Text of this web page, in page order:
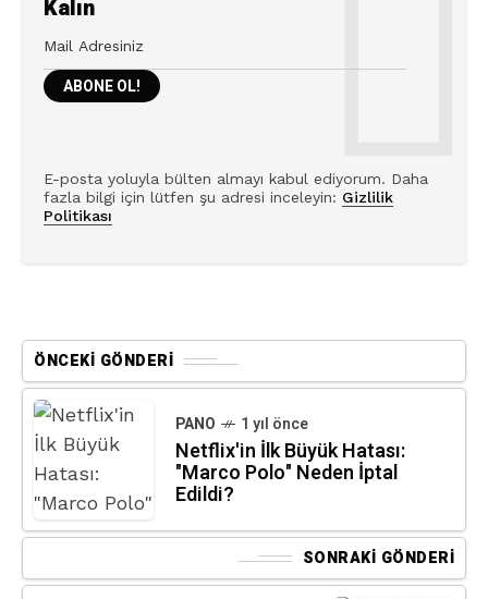
Kalın
E-posta yoluyla bülten almayı kabul ediyorum. Daha
fazla bilgi için lütfen şu adresi inceleyin: Gizlilik
Politikası
ÖNCEKI GÖNDERI
PANO 1 yıl önce
Netflix'in İlk Büyük Hatası:
"Marco Polo" Neden İptal
Edildi?
SONRAKI GÖNDERI